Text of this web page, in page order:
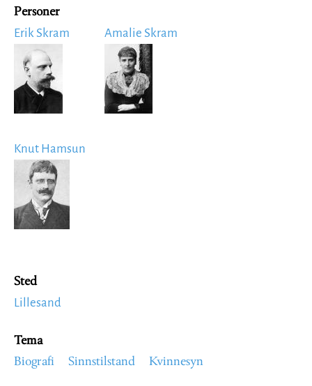
Personer
Erik Skram
Image
Amalie Skram
Image
Knut Hamsun
Image
Sted
Lillesand
Tema
Biografi
Sinnstilstand Kvinnesyn